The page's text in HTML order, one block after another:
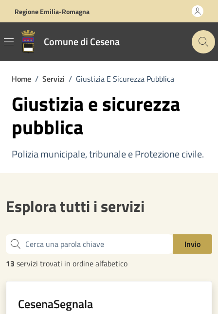
Regione Emilia-Romagna
Comune di Cesena
Home / Servizi / Giustizia E Sicurezza Pubblica
Giustizia e sicurezza
pubblica
Polizia municipale, tribunale e Protezione civile.
Esplora tutti i servizi
Cerca una parola chiave
Invio
13 servizi trovati in ordine alfabetico
CesenaSegnala